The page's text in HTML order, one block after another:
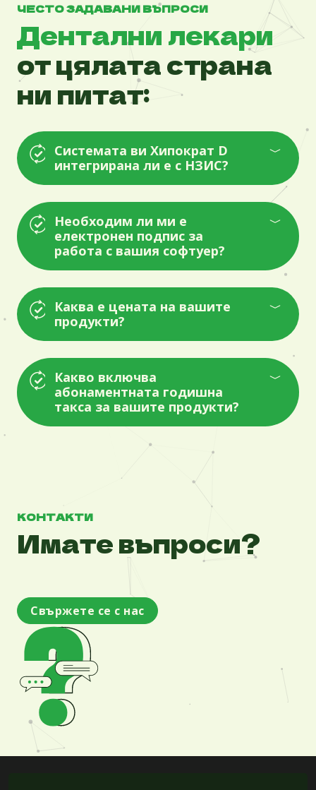
ЧЕСТО ЗАДАВАНИ ВЪПРОСИ
Дентални лекари
от цялата страна
ни питат:
Системата ви Хипократ D
интегрирана ли е с НЗИС?
Необходим ли ми е
електронен подпис за
работа с вашия софтуер?
Каква е цената на вашите
продукти?
Какво включва
абонаментната годишна
такса за вашите продукти?
КОНТАКТИ
Имате въпроси?
Свържете се с нас